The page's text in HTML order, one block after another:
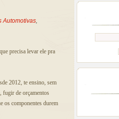
Automotivas,
precisa levar ele pra
2012, te ensino, sem
fugir de orçamentos
os componentes durem